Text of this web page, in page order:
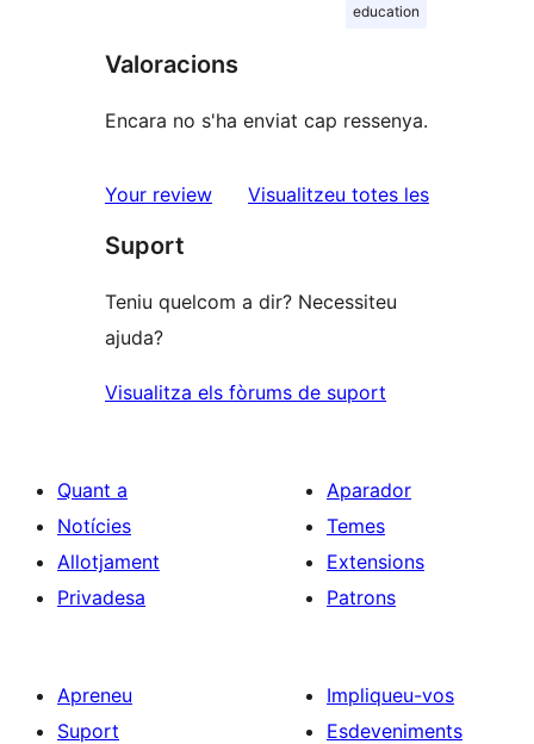
education
Valoracions
Encara no s'ha enviat cap ressenya.
Your review Visualitzeu totes lesressenyes
Suport
Teniu quelcom a dir? Necessiteu
ajuda?
Visualitza els fòrums de suport
Quant a
Notícies
Allotjament
Privadesa
Aparador
Temes
Extensions
Patrons
Apreneu
Suport
Impliqueu-vos
Esdeveniments